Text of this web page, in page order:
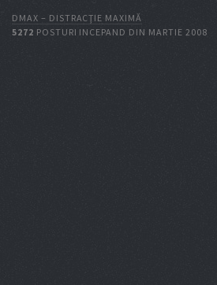
DMAX – DISTRACŢIE MAXIMĂ
5272 POSTURI INCEPAND DIN MARTIE 2008